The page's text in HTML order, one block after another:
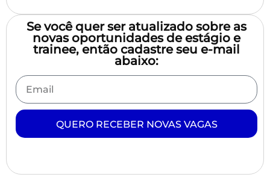
Se você quer ser atualizado sobre as
novas oportunidades de estágio e
trainee, então cadastre seu e-mail
abaixo:
QUERO RECEBER NOVAS VAGAS